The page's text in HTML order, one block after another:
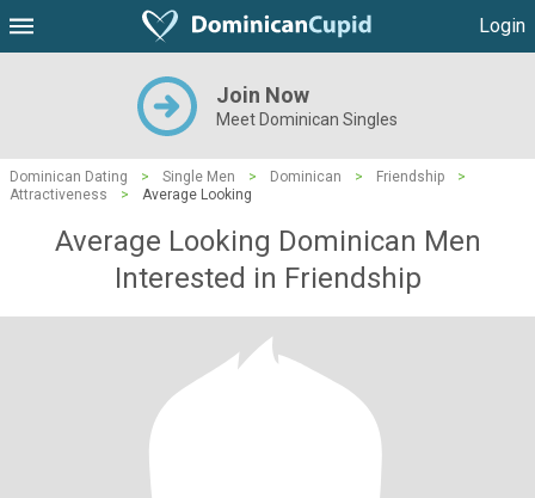
Login
Join Now
Meet Dominican Singles
Dominican Dating > Single Men > Dominican > Friendship
>
Attractiveness
> Average Looking
Average Looking Dominican Men
Interested in Friendship